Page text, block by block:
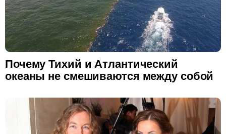
Почему Тихий и Атлантический
океаны не смешиваются между собой